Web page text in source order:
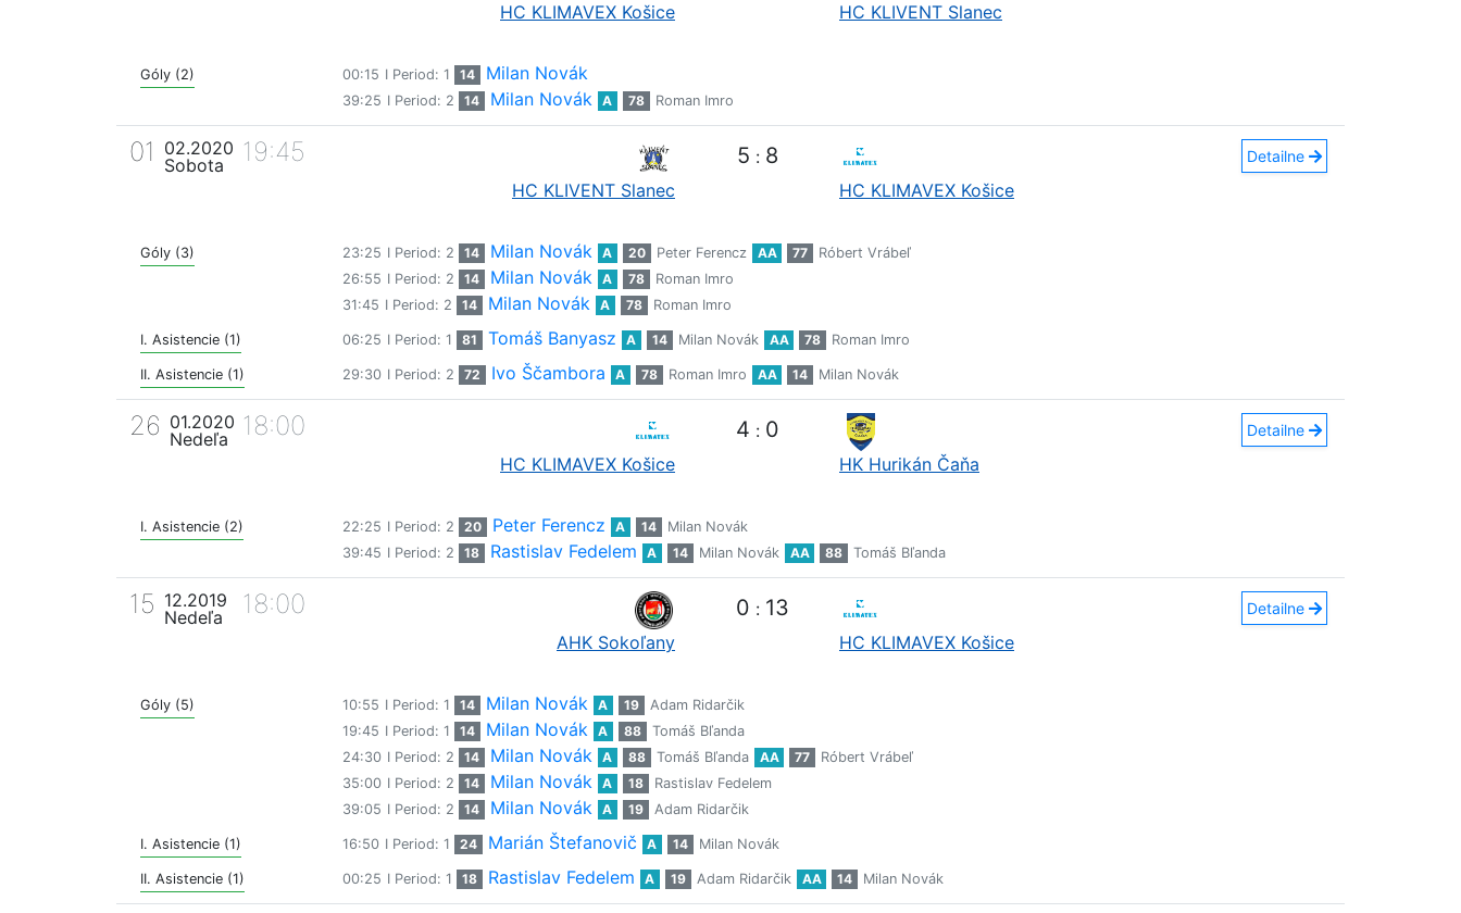
HC KLIMAVEX Košice HC KLIVENT Slanec
Góly (2) 00:15 I Period: 1 14 Milan Novák
39:25 I Period: 2 14 Milan Novák A 78 Roman Imro
01
02.2020
Sobota
19:45
HC KLIVENT Slanec
5 : 8
HC KLIMAVEX Košice
Detailne
Góly (3) 23:25 I Period: 2 14 Milan Novák A 20 Peter Ferencz AA 77
Róbert Vrábeľ
26:55 I Period: 2 14 Milan Novák A 78
Roman Imro
31:45 I Period: 2 14 Milan Novák A 78 Roman Imro
I. Asistencie (1) 06:25 I Period: 1 81 Tomáš Banyasz A 14 Milan Novák AA 78 Roman Imro
II. Asistencie (1) 29:30 I Period: 2 72 Ivo Ščambora A 78 Roman Imro AA 14 Milan Novák
26 01.2020
Nedeľa
18:00
HC KLIMAVEX Košice
4 : 0
HK Hurikán Čaňa
Detailne
I. Asistencie (2) 22:25 I Period: 2 20 Peter Ferencz A 14
Milan Novák
39:45 I Period: 2 18 Rastislav Fedelem A 14 Milan Novák AA 88 Tomáš Bľanda
15 12.2019
Nedeľa
18:00
AHK Sokoľany
0 : 13
HC KLIMAVEX Košice
Detailne
Góly (5) 10:55 I Period: 1 14 Milan Novák A 19
Adam Ridarčik
19:45 I Period: 1 14 Milan Novák A 88
Tomáš Bľanda
24:30 I Period: 2 14 Milan Novák A 88 Tomáš Bľanda AA 77
Róbert Vrábeľ
35:00 I Period: 2 14 Milan Novák A 18
Rastislav Fedelem
39:05 I Period: 2 14 Milan Novák A 19 Adam Ridarčik
I. Asistencie (1) 16:50 I Period: 1 24 Marián Štefanovič A 14 Milan Novák
II. Asistencie (1) 00:25 I Period: 1 18 Rastislav Fedelem A 19 Adam Ridarčik AA 14 Milan Novák